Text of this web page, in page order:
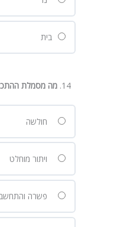
בית
מה מסמלת
חולשה
ויתור מוחלט
פשרה